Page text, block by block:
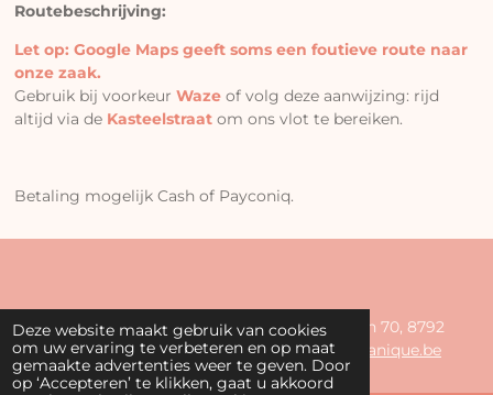
Deze website maakt gebruik van cookies
om uw ervaring te verbeteren en op maat
gemaakte advertenties weer te geven. Door
op ‘Accepteren’ te klikken, gaat u akkoord
Routebeschrijving:
Let op: Google Maps geeft soms een foutieve route naar
onze zaak.
Gebruik bij voorkeur Waze of volg deze aanwijzing: rijd
altijd via de Kasteelstraat om ons vlot te bereiken.
Betaling mogelijk Cash of Payconiq.
© 2024 - 2026 La Beautanique - Astridlaan 70, 8792
Desselgem - 0499 60 61 31-info@labeautanique.be